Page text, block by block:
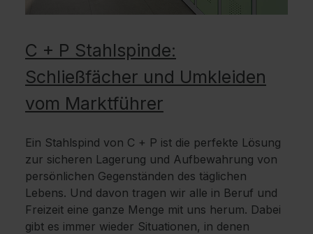
C + P Stahlspinde:
Schließfächer und Umkleiden
vom Marktführer
Ein Stahlspind von C + P ist die perfekte Lösung
zur sicheren Lagerung und Aufbewahrung von
persönlichen Gegenständen des täglichen
Lebens. Und davon tragen wir alle in Beruf und
Freizeit eine ganze Menge mit uns herum. Dabei
gibt es immer wieder Situationen, in denen